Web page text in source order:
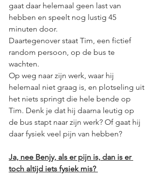
gaat daar helemaal geen last van
hebben en speelt nog lustig 45
minuten door.
Daartegenover staat Tim, een fictief
random persoon, op de bus te
wachten.
Op weg naar zijn werk, waar hij
helemaal niet graag is, en plotseling uit
het niets springt die hele bende op
Tim. Denk je dat hij daarna leutig op
de bus stapt naar zijn werk? Of gaat hij
daar fysiek veel pijn van hebben?
Ja, nee Benjy, als er pijn is, dan is er
toch altijd iets fysiek mis?